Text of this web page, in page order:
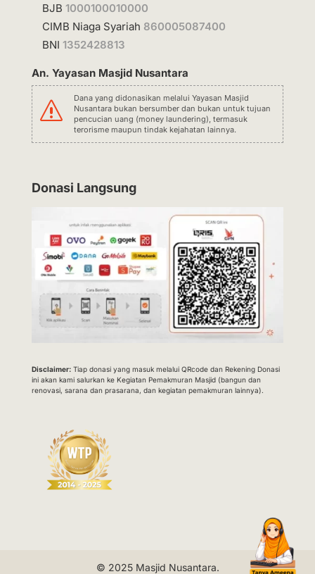
BJB 1000100010000
CIMB Niaga Syariah 860005087400
BNI 1352428813
An. Yayasan Masjid Nusantara
s
Dana yang didonasikan melalui Yayasan Masjid
Nusantara bukan bersumber dan bukan untuk tujuan
pencucian uang (money laundering), termasuk
terorisme maupun tindak kejahatan lainnya.
Donasi Langsung
Disclaimer:Tiap donasi yang masuk melalui QRcode dan Rekening Donasi
ini akan kami salurkan ke Kegiatan Pemakmuran Masjid (bangun dan
renovasi, sarana dan prasarana, dan kegiatan pemakmuran lainnya).
© 2025 Masjid Nusantara.